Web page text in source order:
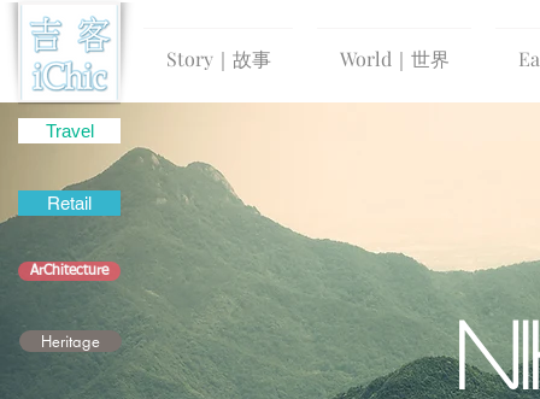
Story｜故事 World｜世界
Travel
ArChitecture
Retail
Heritage